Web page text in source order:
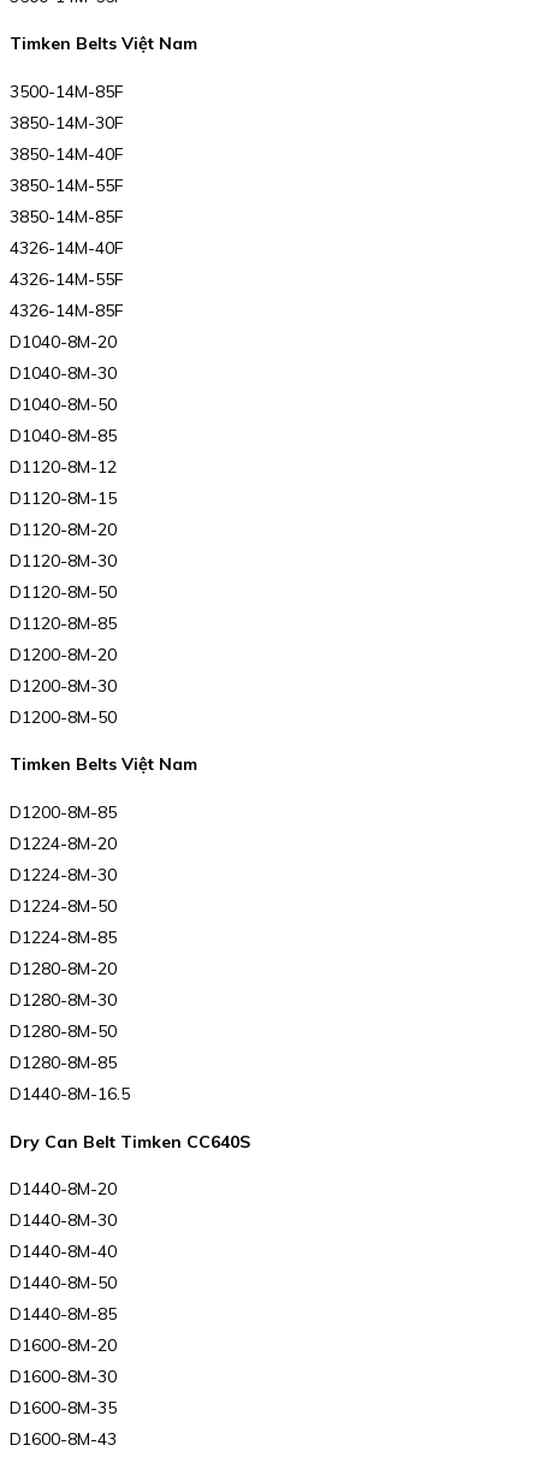
Timken Belts Việt Nam
3500-14M-85F
3850-14M-30F
3850-14M-40F
3850-14M-55F
3850-14M-85F
4326-14M-40F
4326-14M-55F
4326-14M-85F
D1040-8M-20
D1040-8M-30
D1040-8M-50
D1040-8M-85
D1120-8M-12
D1120-8M-15
D1120-8M-20
D1120-8M-30
D1120-8M-50
D1120-8M-85
D1200-8M-20
D1200-8M-30
D1200-8M-50
Timken Belts Việt Nam
D1200-8M-85
D1224-8M-20
D1224-8M-30
D1224-8M-50
D1224-8M-85
D1280-8M-20
D1280-8M-30
D1280-8M-50
D1280-8M-85
D1440-8M-16.5
Dry Can Belt Timken CC640S
D1440-8M-20
D1440-8M-30
D1440-8M-40
D1440-8M-50
D1440-8M-85
D1600-8M-20
D1600-8M-30
D1600-8M-35
D1600-8M-43